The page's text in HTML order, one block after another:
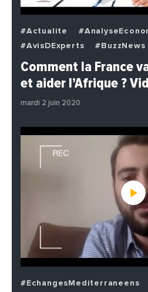
#Actualite
#AvisDExperts
#BuzzNews
#EchangesMediterraneens
#Politique
Comment la France
et aider l’Afrique ?
mardi 2 juin 2020
#EchangesMediterraneens